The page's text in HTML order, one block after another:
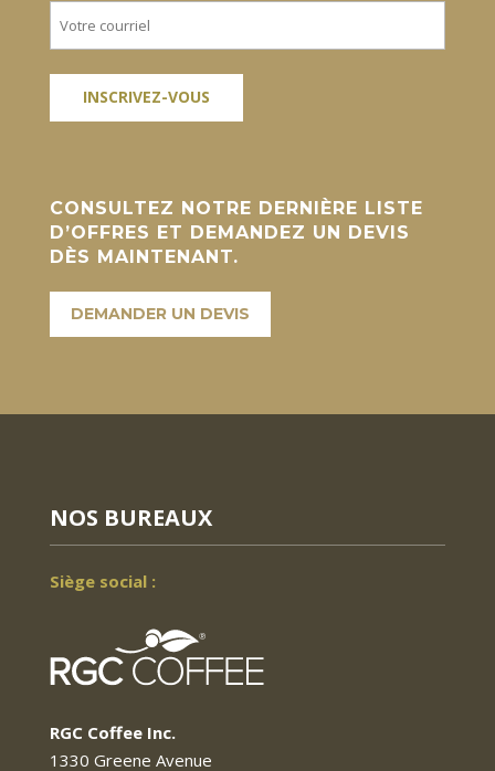
CONSULTEZ NOTRE DERNIÈRE LISTE
D’OFFRES ET DEMANDEZ UN DEVIS
DÈS MAINTENANT.
DEMANDER UN DEVIS
NOS BUREAUX
Siège social :
RGC Coffee Inc.
1330 Greene Avenue